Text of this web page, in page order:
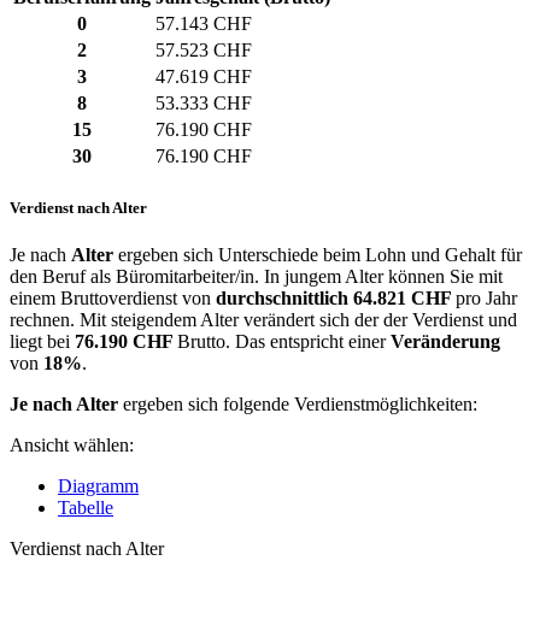
0
57.143 CHF
2
57.523 CHF
3
47.619 CHF
8
53.333 CHF
15
76.190 CHF
30
76.190 CHF
Verdienst nach Alter
Je nach Alter ergeben sich Unterschiede beim Lohn und Gehalt für
den Beruf als Büromitarbeiter/in. In jungem Alter können Sie mit
einem Bruttoverdienst von durchschnittlich 64.821 CHF pro Jahr
rechnen. Mit steigendem Alter verändert sich der der Verdienst und
liegt bei 76.190 CHF Brutto. Das entspricht einerVeränderung
von 18%.
Je nach Alter ergeben sich folgende Verdienstmöglichkeiten:
Ansicht wählen:
Diagramm
Tabelle
Verdienst nach Alter